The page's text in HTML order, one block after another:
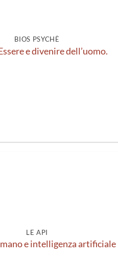
BIOS PSYCHÈ
e divenire dell’uomo.
LE API
e intelligenza artificiale